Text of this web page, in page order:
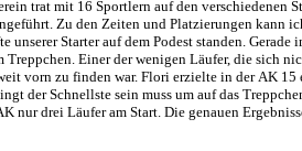
trat mit 16 Sportlern auf den verschiedenen
Zu den Zeiten und Platzierungen kann
Starter auf dem Podest standen. Gerade
Treppchen. Einer der wenigen Läufer, die sich
vorn zu finden war. Flori erzielte in der AK
der Schnellste sein muss um auf das
nur drei Läufer am Start. Die genauen